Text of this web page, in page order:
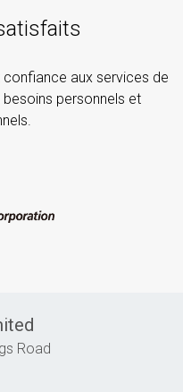
aux services de
personnels et
Road